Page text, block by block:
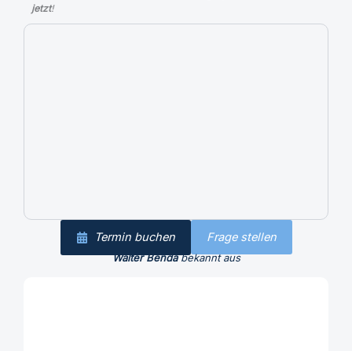
jetzt!
Termin buchen Frage stellen
Walter Bendabekannt aus